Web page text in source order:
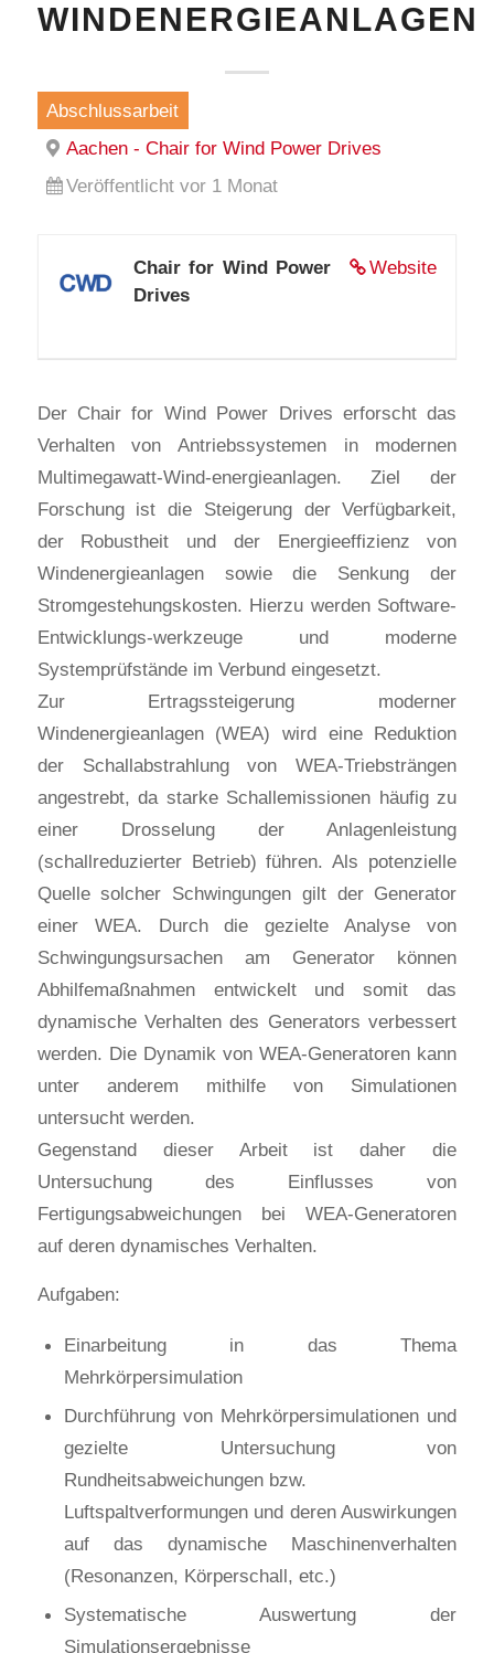
WINDENERGIEANLAGEN
Abschlussarbeit
Aachen - Chair for Wind Power Drives
Veröffentlicht vor 1 Monat
Website
Chair for Wind Power
Drives
Der Chair for Wind Power Drives erforscht das
Verhalten von Antriebssystemen in modernen
Multimegawatt-Wind-energieanlagen. Ziel der
Forschung ist die Steigerung der Verfügbarkeit,
der Robustheit und der Energieeffizienz von
Windenergieanlagen sowie die Senkung der
Stromgestehungskosten. Hierzu werden Software-
Entwicklungs-werkzeuge und moderne
Systemprüfstände im Verbund eingesetzt.
Zur Ertragssteigerung moderner
Windenergieanlagen (WEA) wird eine Reduktion
der Schallabstrahlung von WEA-Triebsträngen
angestrebt, da starke Schallemissionen häufig zu
einer Drosselung der Anlagenleistung
(schallreduzierter Betrieb) führen. Als potenzielle
Quelle solcher Schwingungen gilt der Generator
einer WEA. Durch die gezielte Analyse von
Schwingungsursachen am Generator können
Abhilfemaßnahmen entwickelt und somit das
dynamische Verhalten des Generators verbessert
werden. Die Dynamik von WEA-Generatoren kann
unter anderem mithilfe von Simulationen
untersucht werden.
Gegenstand dieser Arbeit ist daher die
Untersuchung des Einflusses von
Fertigungsabweichungen bei WEA-Generatoren
auf deren dynamisches Verhalten.
Aufgaben:
Einarbeitung in das Thema
Mehrkörpersimulation
Durchführung von Mehrkörpersimulationen und
gezielte Untersuchung von
Rundheitsabweichungen bzw.
Luftspaltverformungen und deren Auswirkungen
auf das dynamische Maschinenverhalten
(Resonanzen, Körperschall, etc.)
Systematische Auswertung der
Simulationsergebnisse